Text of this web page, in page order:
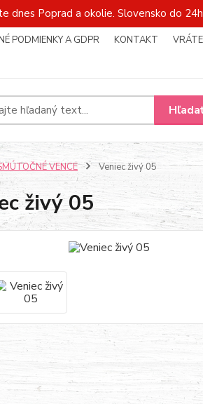
dnes Poprad a okolie. Slovensko do
PODMIENKY A GDPR KONTAKT
VENCE Veniec živý 05
živý 05